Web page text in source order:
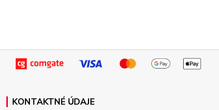
KONTAKTNÉ ÚDAJE